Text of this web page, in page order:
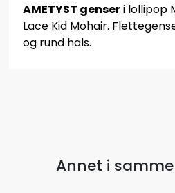
AMETYST genseri lollipop
Lace Kid Mohair.
og rund hals.
Annet i